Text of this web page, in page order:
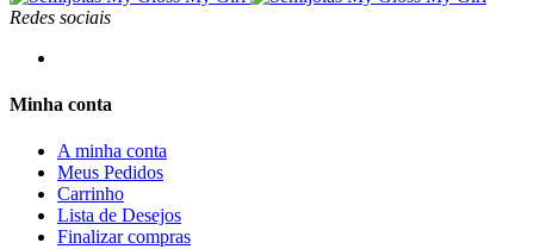
Redes sociais
Minha conta
A minha conta
Meus Pedidos
Carrinho
Lista de Desejos
Finalizar compras